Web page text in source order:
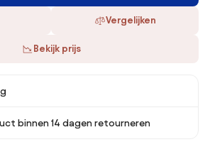
Vergelijken
Bekijk prijs
binnen 14 dagen retourneren